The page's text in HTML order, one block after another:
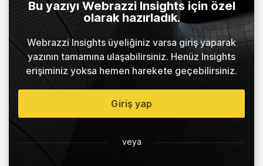
Bu yazıyı Webrazzi Insights için özel
olarak hazırladık.
Webrazzi Insights üyeliğiniz varsa giriş yaparak
yazının tamamına ulaşabilirsiniz. Henüz Insights
erişiminiz yoksa hemen harekete geçebilirsiniz.
Giriş yap
veya